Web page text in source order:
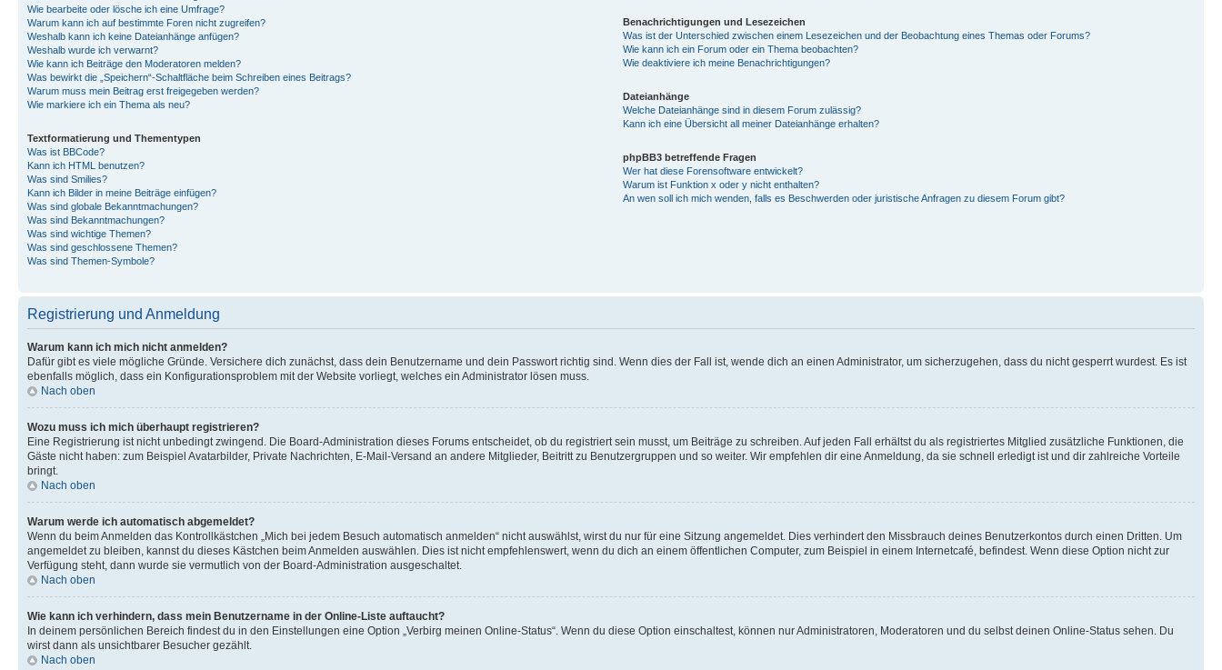
Wie bearbeite oder lösche ich eine Umfrage?
Warum kann ich auf bestimmte Foren nicht zugreifen?
Weshalb kann ich keine Dateianhänge anfügen?
Weshalb wurde ich verwarnt?
Wie kann ich Beiträge den Moderatoren melden?
Was bewirkt die „Speichern“-Schaltfläche beim Schreiben eines Beitrags?
Warum muss mein Beitrag erst freigegeben werden?
Wie markiere ich ein Thema als neu?
Textformatierung und Thementypen
Was ist BBCode?
Kann ich HTML benutzen?
Was sind Smilies?
Kann ich Bilder in meine Beiträge einfügen?
Was sind globale Bekanntmachungen?
Was sind Bekanntmachungen?
Was sind wichtige Themen?
Was sind geschlossene Themen?
Was sind Themen-Symbole?
Benachrichtigungen und Lesezeichen
Was ist der Unterschied zwischen einem Lesezeichen und der Beobachtung eines Themas oder Forums?
Wie kann ich ein Forum oder ein Thema beobachten?
Wie deaktiviere ich meine Benachrichtigungen?
Dateianhänge
Welche Dateianhänge sind in diesem Forum zulässig?
Kann ich eine Übersicht all meiner Dateianhänge erhalten?
phpBB3 betreffende Fragen
Wer hat diese Forensoftware entwickelt?
Warum ist Funktion x oder y nicht enthalten?
An wen soll ich mich wenden, falls es Beschwerden oder juristische Anfragen zu diesem Forum gibt?
Registrierung und Anmeldung
Warum kann ich mich nicht anmelden?
Dafür gibt es viele mögliche Gründe. Versichere dich zunächst, dass dein Benutzername und dein Passwort richtig sind. Wenn dies der Fall ist, wende dich an einen Administrator, um sicherzugehen, dass du nicht gesperrt wurdest. Es ist
ebenfalls möglich, dass ein Konfigurationsproblem mit der Website vorliegt, welches ein Administrator lösen muss.
Nach oben
Wozu muss ich mich überhaupt registrieren?
Eine Registrierung ist nicht unbedingt zwingend. Die Board-Administration dieses Forums entscheidet, ob du registriert sein musst, um Beiträge zu schreiben. Auf jeden Fall erhältst du als registriertes Mitglied zusätzliche Funktionen, die
Gäste nicht haben: zum Beispiel Avatarbilder, Private Nachrichten, E-Mail-Versand an andere Mitglieder, Beitritt zu Benutzergruppen und so weiter. Wir empfehlen dir eine Anmeldung, da sie schnell erledigt ist und dir zahlreiche Vorteile
bringt.
Nach oben
Warum werde ich automatisch abgemeldet?
Wenn du beim Anmelden das Kontrollkästchen „Mich bei jedem Besuch automatisch anmelden“ nicht auswählst, wirst du nur für eine Sitzung angemeldet. Dies verhindert den Missbrauch deines Benutzerkontos durch einen Dritten. Um
angemeldet zu bleiben, kannst du dieses Kästchen beim Anmelden auswählen. Dies ist nicht empfehlenswert, wenn du dich an einem öffentlichen Computer, zum Beispiel in einem Internetcafé, befindest. Wenn diese Option nicht zur
Verfügung steht, dann wurde sie vermutlich von der Board-Administration ausgeschaltet.
Nach oben
Wie kann ich verhindern, dass mein Benutzername in der Online-Liste auftaucht?
In deinem persönlichen Bereich findest du in den Einstellungen eine Option „Verbirg meinen Online-Status“. Wenn du diese Option einschaltest, können nur Administratoren, Moderatoren und du selbst deinen Online-Status sehen. Du
wirst dann als unsichtbarer Besucher gezählt.
Nach oben